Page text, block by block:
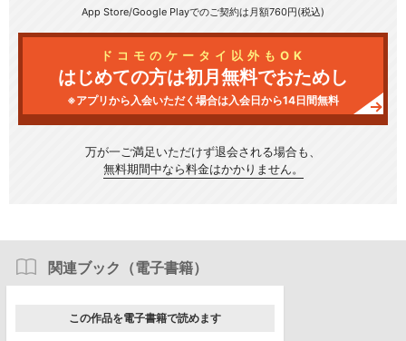
App Store/Google Playでのご契約は月額760円(税込)
ドコモのケータイ以外もOK
はじめての方は初月無料でおためし
※アプリから入会いただく場合は入会日から14日間無料
万が一ご満足いただけず退会される場合も、
無料期間中なら料金はかかりません。
関連ブック（電子書籍）
この作品を電子書籍で読めます